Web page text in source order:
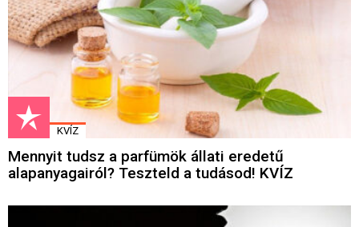
KVÍZ
Mennyit tudsz a parfümök állati eredetű
alapanyagairól? Teszteld a tudásod! KVÍZ